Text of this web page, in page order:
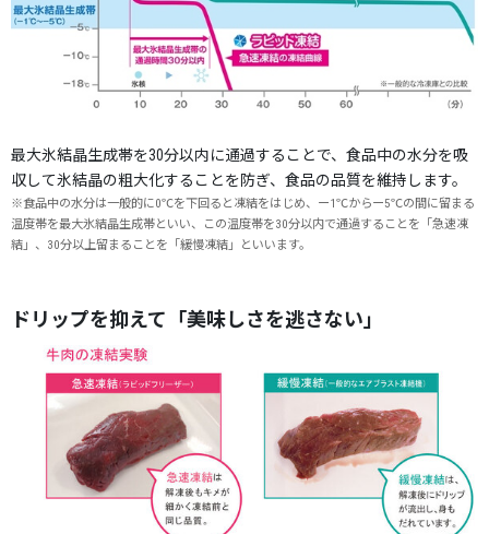
最大氷結晶生成帯を30分以内に通過することで、食品中の水分を吸
収して氷結晶の粗大化することを防ぎ、食品の品質を維持します。
※食品中の水分は一般的に0℃を下回ると凍結をはじめ、ー1℃からー5℃の間に留まる
温度帯を最大氷結晶生成帯といい、この温度帯を30分以内で通過することを「急速凍
結」、30分以上留まることを「緩慢凍結」といいます。
ドリップを抑えて「美味しさを逃さない」